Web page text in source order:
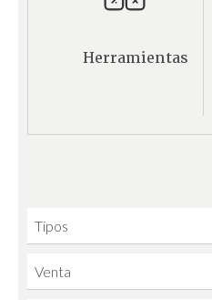
Herramientas
Tipos
Venta